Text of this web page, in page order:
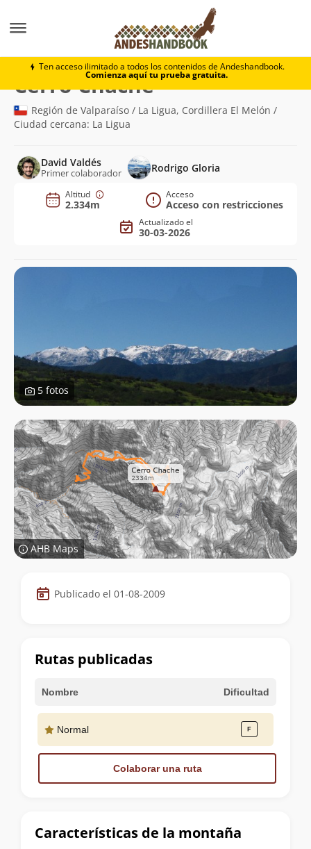
Ten acceso ilimitado a todos los contenidos de Andeshandbook.
Comienza aquí tu prueba gratuita.
Cerro Chache
Cerro Chache(2.334m)
Región de Valparaíso / La Ligua, Cordillera El Melón /
Ciudad cercana: La Ligua
David Valdés
Primer colaborador Rodrigo Gloria
Altitud
2.334m
Acceso
Acceso con restricciones
Actualizado el
30-03-2026
5 fotos
AHB Maps
Datos
de
cumbre
Publicado el 01-08-2009
Características de la montaña
Rutas publicadas
Nombre Dificultad
Normal
Colaborar una ruta